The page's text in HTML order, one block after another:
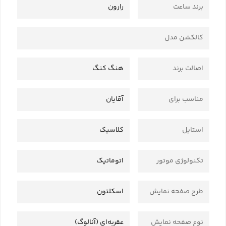
برند ساعت رارون
کالکشن مدل
اصالت برند هنگ کنگ
مناسب برای آقایان
استایل کلاسیک
تکنولوژی موتور اتوماتیک
طرح صفحه نمایش اسکلتون
نوع صفحه نمایش عقربه‌ای (آنالوگ)